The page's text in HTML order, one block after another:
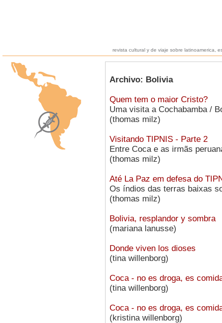
revista cultural y de viaje sobre latinoamerica,
Archivo: Bolivia
Quem tem o maior Cristo?
Uma visita a Cochabamba /
(thomas milz)
Visitando TIPNIS - Parte 2
Entre Coca e as irmãs
(thomas milz)
Até La Paz em defesa do
Os índios das terras baixas
(thomas milz)
Bolivia, resplandor y sombra
(mariana lanusse)
Donde viven los dioses
(tina willenborg)
Coca - no es droga, es
(tina willenborg)
Coca - no es droga, es
(kristina willenborg)